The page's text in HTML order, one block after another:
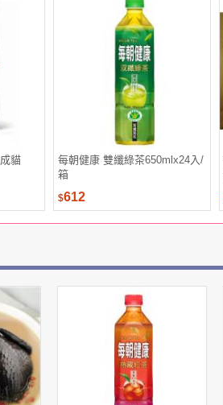
貓
每朝健康 雙纖綠茶650mlx24入/
箱
$612